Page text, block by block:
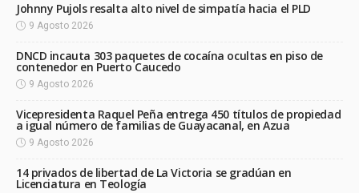
Johnny Pujols resalta alto nivel de simpatía hacia el PLD
9 Agosto 2026
DNCD incauta 303 paquetes de cocaína ocultas en piso de
contenedor en Puerto Caucedo
9 Agosto 2026
Vicepresidenta Raquel Peña entrega 450 títulos de propiedad
a igual número de familias de Guayacanal, en Azua
9 Agosto 2026
14 privados de libertad de La Victoria se gradúan en
Licenciatura en Teología